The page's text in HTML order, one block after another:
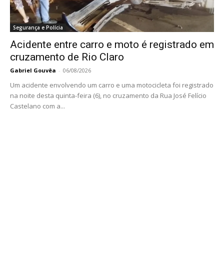
Segurança e Polícia
Acidente entre carro e moto é registrado em
cruzamento de Rio Claro
Gabriel Gouvêa - 06/08/2026
Um acidente envolvendo um carro e uma motocicleta foi registrado
na noite desta quinta-feira (6), no cruzamento da Rua José Felício
Castelano com a...